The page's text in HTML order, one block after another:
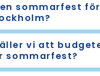
sommarfest för
vi att
sommarfest?